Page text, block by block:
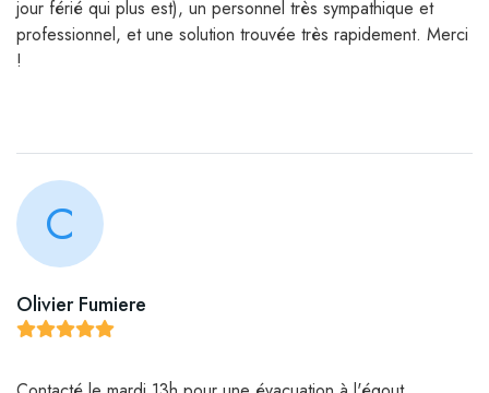
jour férié qui plus est), un personnel très sympathique et
professionnel, et une solution trouvée très rapidement. Merci
!
C
Olivier Fumiere